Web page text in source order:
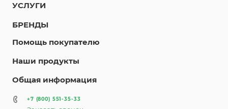
УСЛУГИ
БРЕНДЫ
Помощь покупателю
Наши продукты
Общая информация
+7 (800) 551-35-33